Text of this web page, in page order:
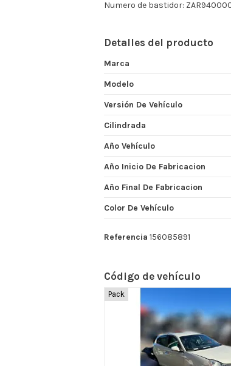
Numero de bastidor:
Detalles del producto
Marca
Modelo
Versión De Vehículo
Cilindrada
Año Vehículo
Año Inicio De Fabricacion
Año Final De Fabricacion
Color De Vehículo
Referencia 156085891
Código de vehículo
Pack